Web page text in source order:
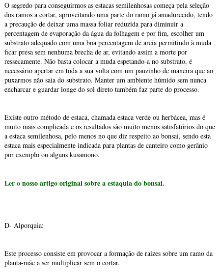
O segredo para conseguirmos as estacas semilenhosas começa pela seleção
dos ramos a cortar, aproveitando uma parte do ramo já amadurecido, tendo
a precaução de deixar uma massa foliar reduzida para diminuir a
percentagem de evaporação da água da folhagem e por fim, escolher um
substrato adequado com uma boa percentagem de areia permitindo à muda
ficar presa sem nenhuma brecha de ar, evitando assim a morte por
ressecamente. Não basta colocar a muda espetando-a no substrato, é
necessário apertar em toda a sua volta com um pauzinho de maneira que ao
puxarmos não saia do substrato. Manter um ambiente húmido sem nunca
encharcar e guardar longe do sol direto também faz parte do processo.
Existe outro método de estaca, chamada estaca verde ou herbácea, mas é
muito mais complicada e os resultados são muito menos satisfatórios do que
a estaca semilenhosa, pelo menos no que diz respeito ao bonsai, sendo esta
estaca mais especialmente indicada para plantas de canteiro como gerânio
por exemplo ou alguns kusamono.
Ler o nosso artigo original sobre a estaquia do bonsai.
D- Alporquia:
Este processo consiste em provocar a formação de raízes sobre um ramo da
planta-mãe a ser multiplicar sem o cortar.